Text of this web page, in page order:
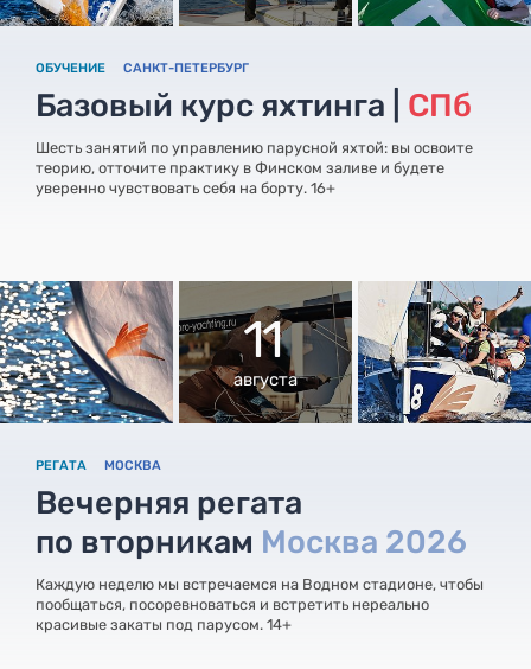
ОБУЧЕНИЕ САНКТ-ПЕТЕРБУРГ
Базовый курс яхтинга | СПб
Шесть занятий по управлению парусной яхтой: вы освоите
теорию, отточите практику в Финском заливе и будете
уверенно чувствовать себя на борту. 16+
11
августа
РЕГАТА МОСКВА
Вечерняя регата
по вторникам Москва 2026
Каждую неделю мы встречаемся на Водном стадионе, чтобы
пообщаться, посоревноваться и встретить нереально
красивые закаты под парусом. 14+